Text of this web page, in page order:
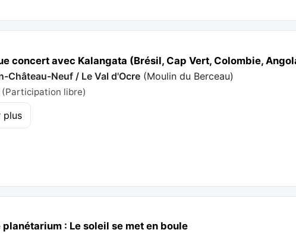
concert avec Kalangata (Brésil, Cap Vert, Colombie,
Château-Neuf / Le Val d'Ocre (Moulin du Berceau)
(Participation libre)
plus
planétarium : Le soleil se met en boule